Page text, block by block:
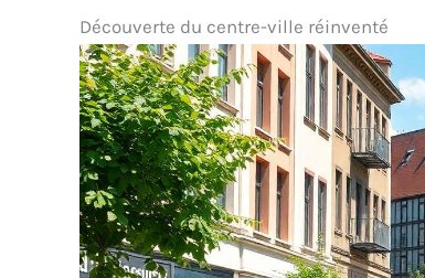
Découverte du centre-ville réinventé